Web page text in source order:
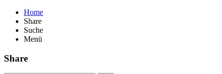
Home
Share
Suche
Menü
Share